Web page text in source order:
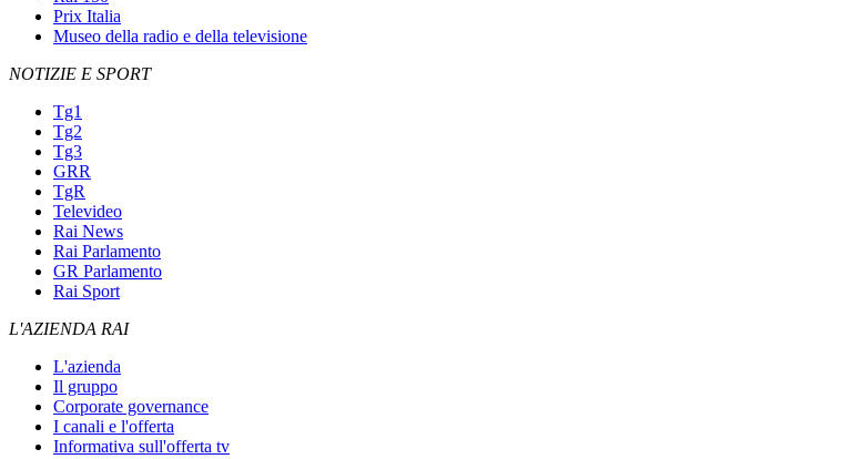
Prix Italia
Museo della radio e della televisione
NOTIZIE E SPORT
Tg1
Tg2
Tg3
GRR
TgR
Televideo
Rai News
Rai Parlamento
GR Parlamento
Rai Sport
L'AZIENDA RAI
L'azienda
Il gruppo
Corporate governance
I canali e l'offerta
Informativa sull'offerta tv